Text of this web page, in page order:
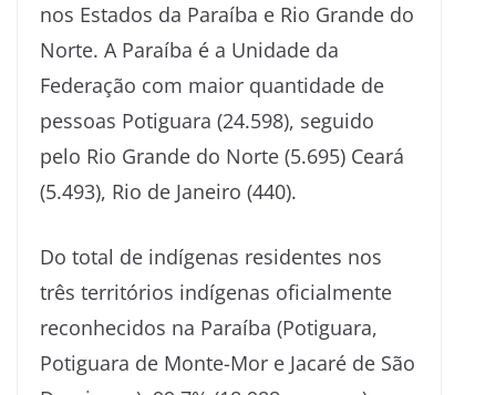
nos Estados da Paraíba e Rio Grande do
Norte. A Paraíba é a Unidade da
Federação com maior quantidade de
pessoas Potiguara (24.598), seguido
pelo Rio Grande do Norte (5.695) Ceará
(5.493), Rio de Janeiro (440).
Do total de indígenas residentes nos
três territórios indígenas oficialmente
reconhecidos na Paraíba (Potiguara,
Potiguara de Monte-Mor e Jacaré de São